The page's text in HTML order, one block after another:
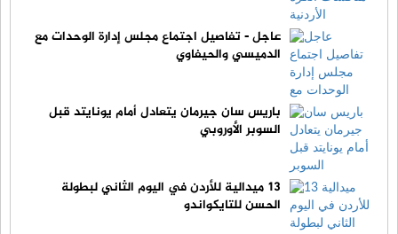
عاجل - تفاصيل اجتماع مجلس إدارة الوحدات مع
الدميسي والحيفاوي
باريس سان جيرمان يتعادل أمام يونايتد قبل
السوبر الأوروبي
13 ميدالية للأردن في اليوم الثاني لبطولة
الحسن للتايكواندو